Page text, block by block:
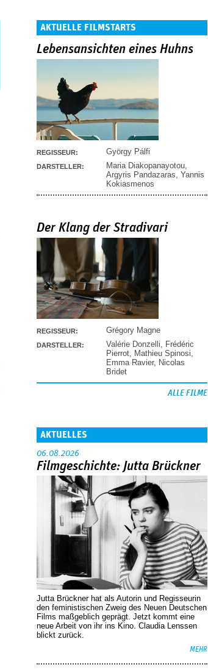
AKTUELLE FILMSTARTS
Lebensansichten eines Huhns
REGISSEUR: György Pálfi
DARSTELLER: Maria Diakopanayotou
Argyris Pandazaras Yannis
Kokiasmenos
Der Klang der Stradivari
REGISSEUR: Grégory Magne
DARSTELLER: Valérie Donzelli
Frédéric
Pierrot Mathieu Spinosi
Emma Ravier, Nicolas
Bridet
ALLE FILME
AKTUELLES
06.08.2026
Filmgeschichte: Jutta Brückner
Jutta Brückner hat als Autorin und Regisseurin
den feministischen Zweig des Neuen Deutschen
Films maßgeblich geprägt. Jetzt kommt eine
neue Arbeit von ihr ins Kino. Claudia Lenssen
blickt zurück.
MEHR